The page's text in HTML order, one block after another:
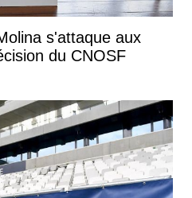
s'attaque aux
du CNOSF